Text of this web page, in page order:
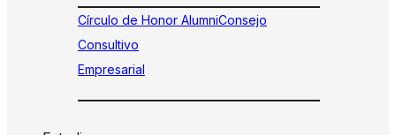
Círculo de Honor AlumniConsejo
Consultivo
Empresarial